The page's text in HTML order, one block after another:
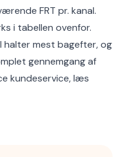
FRT pr. kanal.
i tabellen ovenfor.
halter mest bagefter, og
gennemgang af
kundeservice, læs